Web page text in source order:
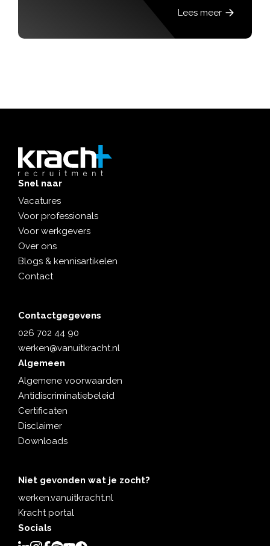
Lees meer
Snel naar
Vacatures
Voor professionals
Voor werkgevers
Over ons
Blogs & kennisartikelen
Contact
Contactgegevens
026 702 44 90
werken@vanuitkracht.nl
Algemeen
Algemene voorwaarden
Antidiscriminatiebeleid
Certificaten
Disclaimer
Downloads
Niet gevonden wat je zocht?
werken.vanuitkracht.nl
Kracht portal
Socials